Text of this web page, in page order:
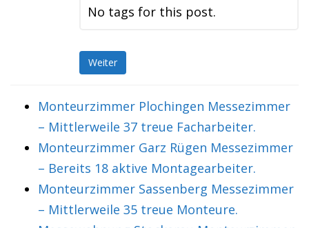
No tags for this post.
Weiter
Monteurzimmer Plochingen Messezimmer
– Mittlerweile 37 treue Facharbeiter.
Monteurzimmer Garz Rügen Messezimmer
– Bereits 18 aktive Montagearbeiter.
Monteurzimmer Sassenberg Messezimmer
– Mittlerweile 35 treue Monteure.